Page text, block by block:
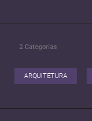
Prezo pelo detalhe
2 Categorias
ARQUITETURA